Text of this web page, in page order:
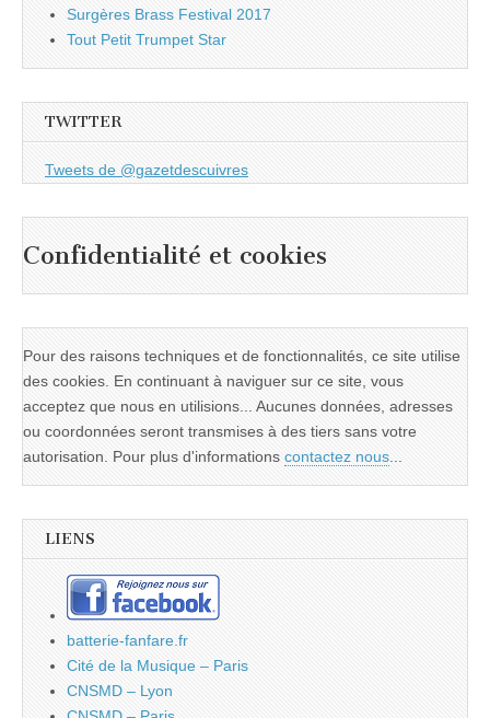
Surgères Brass Festival 2017
Tout Petit Trumpet Star
TWITTER
Tweets de @gazetdescuivres
Confidentialité et cookies
Pour des raisons techniques et de fonctionnalités, ce site utilise
des cookies. En continuant à naviguer sur ce site, vous
acceptez que nous en utilisions... Aucunes données, adresses
ou coordonnées seront transmises à des tiers sans votre
autorisation. Pour plus d'informations contactez nous...
LIENS
batterie-fanfare.fr
Cité de la Musique – Paris
CNSMD – Lyon